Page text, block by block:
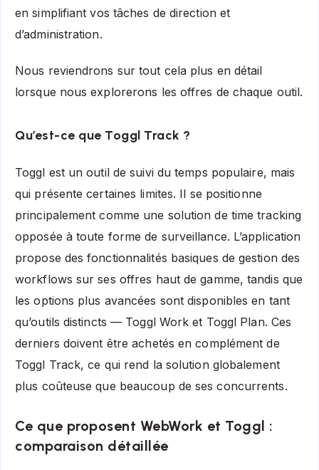
en simplifiant vos tâches de direction et
d’administration.
Nous reviendrons sur tout cela plus en détail
lorsque nous explorerons les offres de chaque outil.
Qu’est-ce que Toggl Track ?
Toggl est un outil de suivi du temps populaire, mais
qui présente certaines limites. Il se positionne
principalement comme une solution de time tracking
opposée à toute forme de surveillance. L’application
propose des fonctionnalités basiques de gestion des
workflows sur ses offres haut de gamme, tandis que
les options plus avancées sont disponibles en tant
qu’outils distincts — Toggl Work et Toggl Plan. Ces
derniers doivent être achetés en complément de
Toggl Track, ce qui rend la solution globalement
plus coûteuse que beaucoup de ses concurrents.
Ce que proposent WebWork et Toggl :
comparaison détaillée